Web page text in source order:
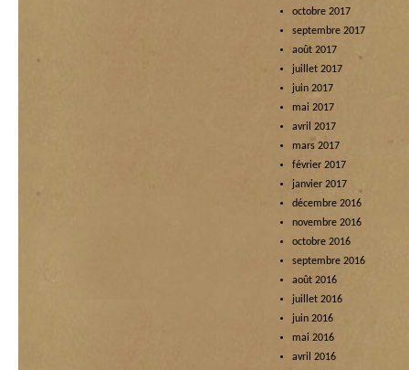
octobre 2017
septembre 2017
août 2017
juillet 2017
juin 2017
mai 2017
avril 2017
mars 2017
février 2017
janvier 2017
décembre 2016
novembre 2016
octobre 2016
septembre 2016
août 2016
juillet 2016
juin 2016
mai 2016
avril 2016